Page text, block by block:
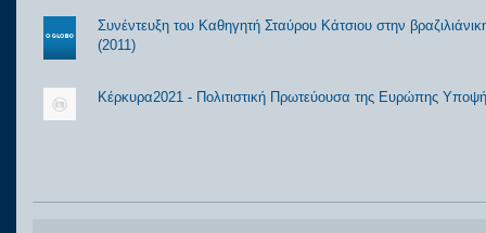
Συνέντευξη του Καθηγητή Σταύρου Κάτσιου στην
(2011)
Κέρκυρα2021 - Πολιτιστική Πρωτεύουσα της Ευρώπης